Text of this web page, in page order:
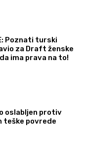
Poznati turski
za Draft ženske
ima prava na to!
oslabljen protiv
teške povrede